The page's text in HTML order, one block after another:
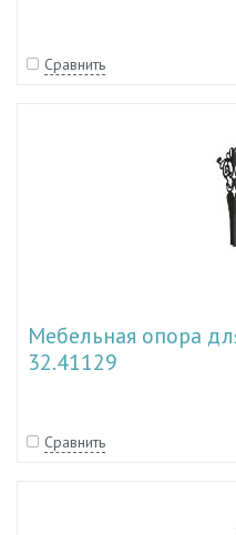
Сравнить
Мебельная опора
32.41129
Сравнить